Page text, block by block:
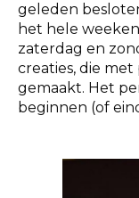
geleden
het hele
zaterdag en
creaties, die met
gemaakt. Het
beginnen (of